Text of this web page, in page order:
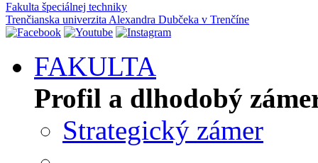
Fakulta špeciálnej techniky
Trenčianska univerzita Alexandra Dubčeka v Trenčíne
FAKULTA
Profil a dlhodobý
Strategický zámer